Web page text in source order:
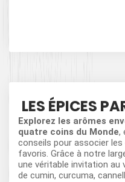
LES ÉPICES
Explorez les arômes
quatre coins du Monde,
conseils pour associer
favoris. Grâce à notre
une véritable invitation au
de cumin, curcuma,